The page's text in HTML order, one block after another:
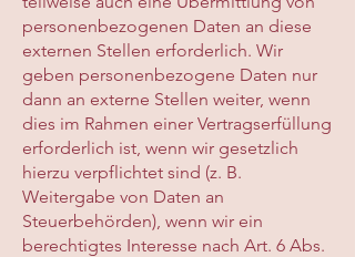
personenbezogenen Daten an diese
externen Stellen erforderlich. Wir
geben personenbezogene Daten nur
dann an externe Stellen weiter, wenn
dies im Rahmen einer Vertragserfüllung
erforderlich ist, wenn wir gesetzlich
hierzu verpflichtet sind (z. B.
Weitergabe von Daten an
Steuerbehörden), wenn wir ein
berechtigtes Interesse nach Art. 6 Abs.